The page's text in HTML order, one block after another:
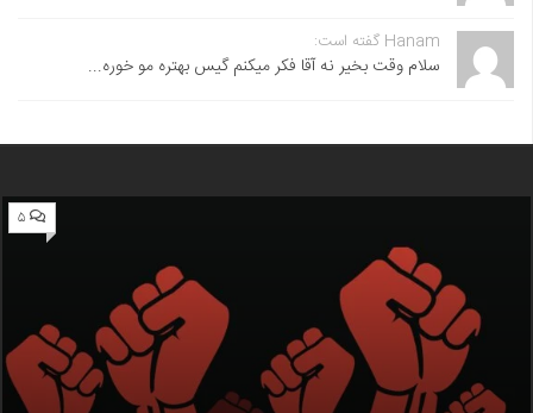
Hanam گفته است:
سلام وقت بخیر نه آقا فکر میکنم گیس بهتره مو خوره...
۵